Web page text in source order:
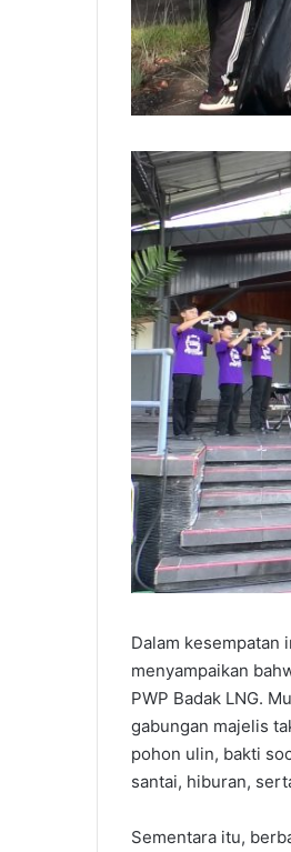
Dalam kesempatan
menyampaikan
PWP Badak LNG.
gabungan majelis
pohon ulin, bakti
santai, hiburan,
Sementara itu,